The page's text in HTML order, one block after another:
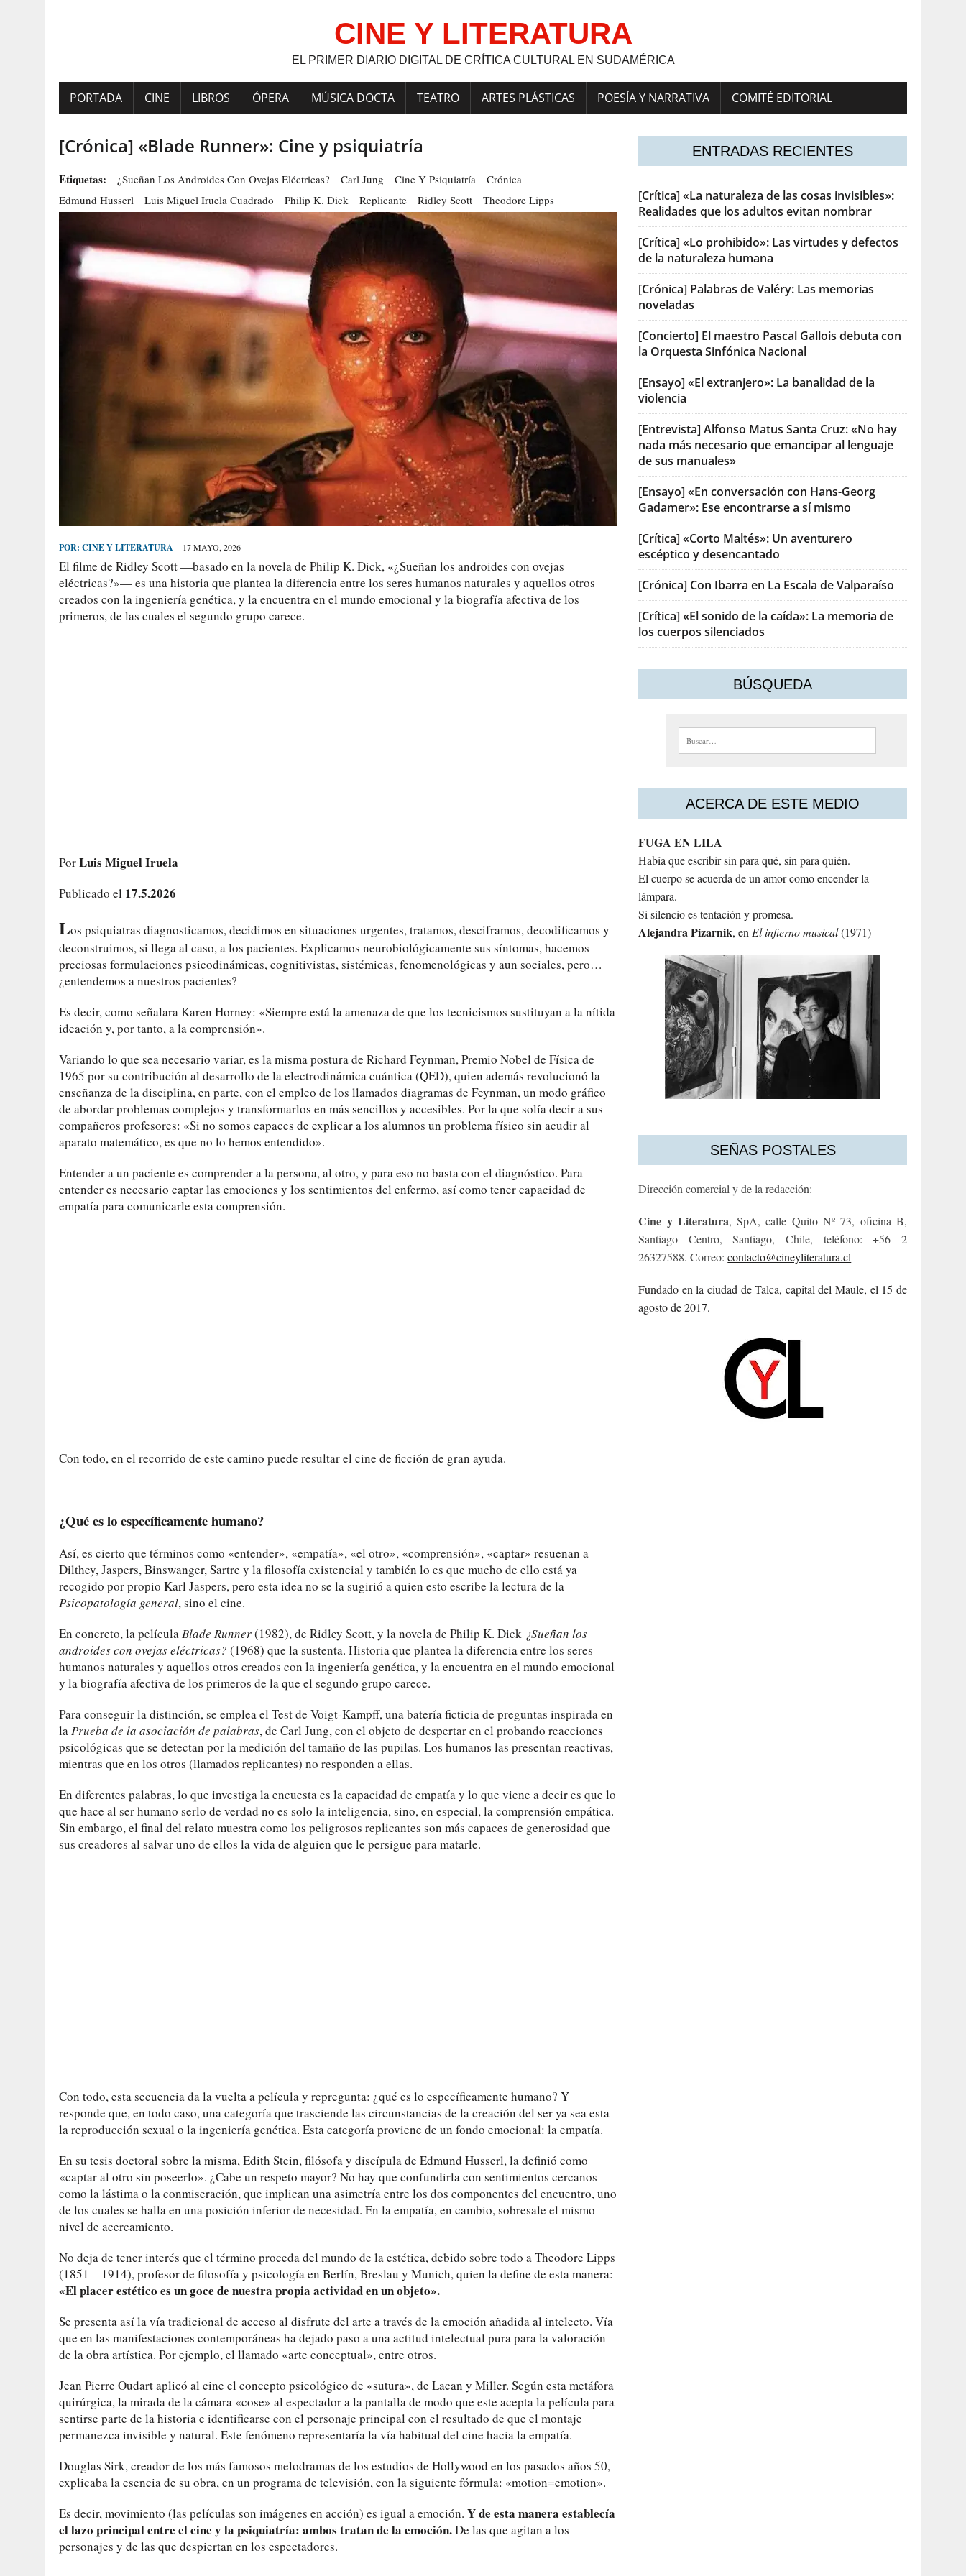
CINE Y LITERATURA
EL PRIMER DIARIO DIGITAL DE CRÍTICA CULTURAL EN SUDAMÉRICA
PORTADA CINE LIBROS ÓPERA MÚSICA DOCTA TEATRO ARTES PLÁSTICAS POESÍA Y NARRATIVA COMITÉ EDITORIAL
[Crónica] «Blade Runner»: Cine y psiquiatría
Etiquetas: ¿Sueñan Los Androides Con Ovejas Eléctricas? Carl Jung Cine Y Psiquiatría
Crónica
Edmund Husserl
Luis Miguel Iruela Cuadrado Philip K. Dick Replicante Ridley Scott Theodore Lipps
POR: CINE Y LITERATURA 17 MAYO, 2026
El filme de Ridley Scott —basado en la novela de Philip K. Dick, «¿Sueñan los androides con ovejas
eléctricas?»— es una historia que plantea la diferencia entre los seres humanos naturales y aquellos otros
creados con la ingeniería genética, y la encuentra en el mundo emocional y la biografía afectiva de los
primeros, de las cuales el segundo grupo carece.
PorLuis Miguel Iruela
Publicado el 17.5.2026
Los psiquiatras diagnosticamos, decidimos en situaciones urgentes, tratamos, desciframos, decodificamos y
deconstruimos, si llega al caso, a los pacientes. Explicamos neurobiológicamente sus síntomas, hacemos
preciosas formulaciones psicodinámicas, cognitivistas, sistémicas, fenomenológicas y aun sociales, pero…
¿entendemos a nuestros pacientes?
Es decir, como señalara Karen Horney: «Siempre está la amenaza de que los tecnicismos sustituyan a la nítida
ideación y, por tanto, a la comprensión».
Variando lo que sea necesario variar, es la misma postura de Richard Feynman, Premio Nobel de Física de
1965 por su contribución al desarrollo de la electrodinámica cuántica (QED), quien además revolucionó la
enseñanza de la disciplina, en parte, con el empleo de los llamados diagramas de Feynman, un modo gráfico
de abordar problemas complejos y transformarlos en más sencillos y accesibles. Por la que solía decir a sus
compañeros profesores: «Si no somos capaces de explicar a los alumnos un problema físico sin acudir al
aparato matemático, es que no lo hemos entendido».
Entender a un paciente es comprender a la persona, al otro, y para eso no basta con el diagnóstico. Para
entender es necesario captar las emociones y los sentimientos del enfermo, así como tener capacidad de
empatía para comunicarle esta comprensión.
Con todo, en el recorrido de este camino puede resultar el cine de ficción de gran ayuda.
¿Qué es lo específicamente humano?
Así, es cierto que términos como «entender», «empatía», «el otro», «comprensión», «captar» resuenan a
Dilthey, Jaspers, Binswanger, Sartre y la filosofía existencial y también lo es que mucho de ello está ya
recogido por propio Karl Jaspers, pero esta idea no se la sugirió a quien esto escribe la lectura de la
Psicopatología general, sino el cine.
En concreto, la películaBlade Runner(1982), de Ridley Scott, y la novela de Philip K. Dick ¿Sueñan los
androides con ovejas eléctricas? (1968) que la sustenta. Historia que plantea la diferencia entre los seres
humanos naturales y aquellos otros creados con la ingeniería genética, y la encuentra en el mundo emocional
y la biografía afectiva de los primeros de la que el segundo grupo carece.
Para conseguir la distinción, se emplea el Test de Voigt-Kampff, una batería ficticia de preguntas inspirada en
laPrueba de la asociación de palabras, de Carl Jung, con el objeto de despertar en el probando reacciones
psicológicas que se detectan por la medición del tamaño de las pupilas. Los humanos las presentan reactivas,
mientras que en los otros (llamados replicantes) no responden a ellas.
En diferentes palabras, lo que investiga la encuesta es la capacidad de empatía y lo que viene a decir es que lo
que hace al ser humano serlo de verdad no es solo la inteligencia, sino, en especial, la comprensión empática.
Sin embargo, el final del relato muestra como los peligrosos replicantes son más capaces de generosidad que
sus creadores al salvar uno de ellos la vida de alguien que le persigue para matarle.
Con todo, esta secuencia da la vuelta a película y repregunta: ¿qué es lo específicamente humano? Y
responde que, en todo caso, una categoría que trasciende las circunstancias de la creación del ser ya sea esta
la reproducción sexual o la ingeniería genética. Esta categoría proviene de un fondo emocional: la empatía.
En su tesis doctoral sobre la misma, Edith Stein, filósofa y discípula de Edmund Husserl, la definió como
«captar al otro sin poseerlo». ¿Cabe un respeto mayor? No hay que confundirla con sentimientos cercanos
como la lástima o la conmiseración, que implican una asimetría entre los dos componentes del encuentro, uno
de los cuales se halla en una posición inferior de necesidad. En la empatía, en cambio, sobresale el mismo
nivel de acercamiento.
No deja de tener interés que el término proceda del mundo de la estética, debido sobre todo a Theodore Lipps
(1851 – 1914), profesor de filosofía y psicología en Berlín, Breslau y Munich, quien la define de esta manera:
«El placer estético es un goce de nuestra propia actividad en un objeto».
Se presenta así la vía tradicional de acceso al disfrute del arte a través de la emoción añadida al intelecto. Vía
que en las manifestaciones contemporáneas ha dejado paso a una actitud intelectual pura para la valoración
de la obra artística. Por ejemplo, el llamado «arte conceptual», entre otros.
Jean Pierre Oudart aplicó al cine el concepto psicológico de «sutura», de Lacan y Miller. Según esta metáfora
quirúrgica, la mirada de la cámara «cose» al espectador a la pantalla de modo que este acepta la película para
sentirse parte de la historia e identificarse con el personaje principal con el resultado de que el montaje
permanezca invisible y natural. Este fenómeno representaría la vía habitual del cine hacia la empatía.
Douglas Sirk, creador de los más famosos melodramas de los estudios de Hollywood en los pasados años 50,
explicaba la esencia de su obra, en un programa de televisión, con la siguiente fórmula: «motion=emotion».
Es decir, movimiento (las películas son imágenes en acción) es igual a emoción. Y de esta manera establecía
el lazo principal entre el cine y la psiquiatría: ambos tratan de la emoción.De las que agitan a los
personajes y de las que despiertan en los espectadores.
ENTRADAS RECIENTES
[Crítica] «La naturaleza de las cosas invisibles»:
Realidades que los adultos evitan nombrar
[Crítica] «Lo prohibido»: Las virtudes y defectos
de la naturaleza humana
[Crónica] Palabras de Valéry: Las memorias
noveladas
[Concierto] El maestro Pascal Gallois debuta con
la Orquesta Sinfónica Nacional
[Ensayo] «El extranjero»: La banalidad de la
violencia
[Entrevista] Alfonso Matus Santa Cruz: «No hay
nada más necesario que emancipar al lenguaje
de sus manuales»
[Ensayo] «En conversación con Hans-Georg
Gadamer»: Ese encontrarse a sí mismo
[Crítica] «Corto Maltés»: Un aventurero
escéptico y desencantado
[Crónica] Con Ibarra en La Escala de Valparaíso
[Crítica] «El sonido de la caída»: La memoria de
los cuerpos silenciados
BÚSQUEDA
Buscar:
ACERCA DE ESTE MEDIO
FUGA EN LILA
Había que escribir sin para qué, sin para quién.
El cuerpo se acuerda de un amor como encender la
lámpara.
Si silencio es tentación y promesa.
AlejandraPizarnik, enEl infierno musical(1971)
SEÑAS POSTALES
Dirección comercial y de la redacción:
Cine y Literatura, SpA, calle Quito Nº 73, oficina B,
Santiago Centro, Santiago, Chile, teléfono: +56 2
26327588. Correo:contacto@cineyliteratura.cl
Fundado en la ciudad de Talca, capital del Maule, el 15 de
agosto de 2017.